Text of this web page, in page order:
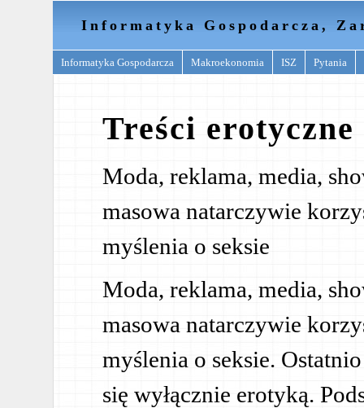
Informatyka Gospodarcza,
Informatyka Gospodarcza Makroekonomia ISZ Pytania
Treści
Moda, reklama, media,
masowa natarczywie
myślenia o seksie
Moda, reklama, media,
masowa natarczywie
myślenia o seksie.
się wyłącznie erotyką.